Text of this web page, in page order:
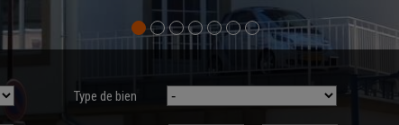
Type de bien